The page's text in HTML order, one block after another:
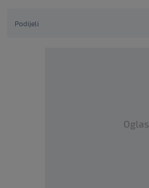
Podijeli
Oglas